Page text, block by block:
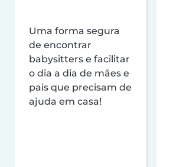
Uma forma segura
de encontrar
babysitters e facilitar
o dia a dia de mães e
pais que precisam de
ajuda em casa!